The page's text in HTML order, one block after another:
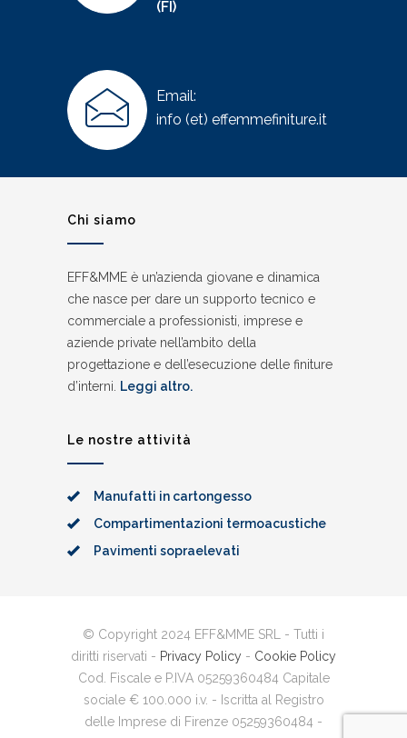
(FI)
Email:
info (et) effemmefiniture.it
Chi siamo
EFF&MME è un’azienda giovane e dinamica
che nasce per dare un supporto tecnico e
commerciale a professionisti, imprese e
aziende private nell’ambito della
progettazione e dell’esecuzione delle finiture
d’interni. Leggi altro.
Le nostre attività
Manufatti in cartongesso
Compartimentazioni termoacustiche
Pavimenti sopraelevati
© Copyright 2024 EFF&MME SRL - Tutti i
diritti riservati - Privacy Policy - Cookie Policy
Cod. Fiscale e P.IVA 05259360484 Capitale
sociale € 100.000 i.v. - Iscritta al Registro
delle Imprese di Firenze 05259360484 -